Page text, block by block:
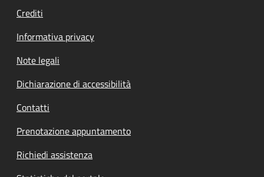
Crediti
Informativa privacy
Note legali
Dichiarazione di accessibilità
Contatti
Prenotazione appuntamento
Richiedi assistenza